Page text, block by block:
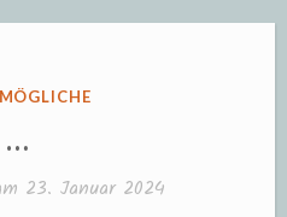
…
23. Januar 2024